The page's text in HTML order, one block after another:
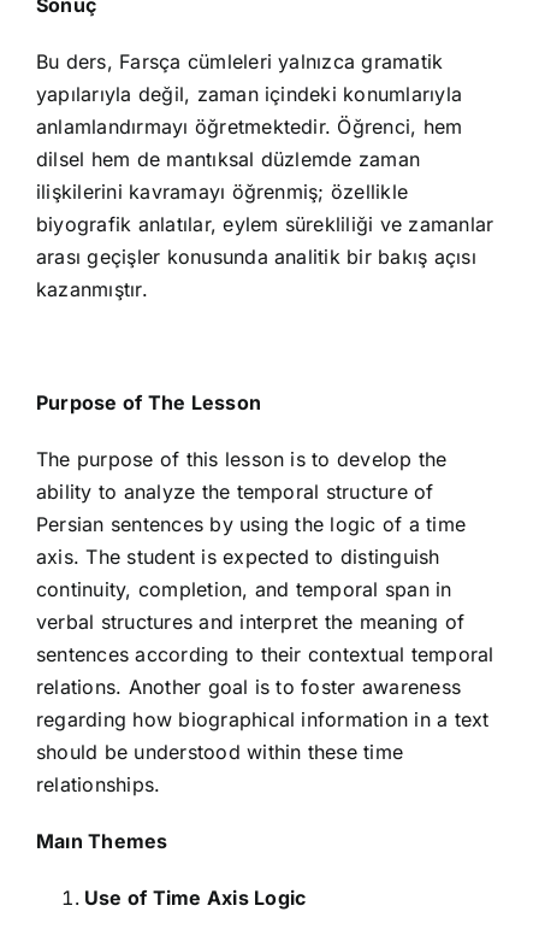
Sonuç
Bu ders, Farsça cümleleri yalnızca gramatik
yapılarıyla değil, zaman içindeki konumlarıyla
anlamlandırmayı öğretmektedir. Öğrenci, hem
dilsel hem de mantıksal düzlemde zaman
ilişkilerini kavramayı öğrenmiş; özellikle
biyografik anlatılar, eylem sürekliliği ve zamanlar
arası geçişler konusunda analitik bir bakış açısı
kazanmıştır.
Purpose of The Lesson
The purpose of this lesson is to develop the
ability to analyze the temporal structure of
Persian sentences by using the logic of a time
axis. The student is expected to distinguish
continuity, completion, and temporal span in
verbal structures and interpret the meaning of
sentences according to their contextual temporal
relations. Another goal is to foster awareness
regarding how biographical information in a text
should be understood within these time
relationships.
Maın Themes
Use of Time Axis Logic